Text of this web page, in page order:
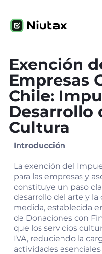
Exención
Empresas
Chile:
Desarrollo
Cultura
Introducción
La exención del
para las empresas y
constituye un paso
desarrollo del arte y la
medida, establecida
de Donaciones con
que los servicios
IVA, reduciendo la
actividades